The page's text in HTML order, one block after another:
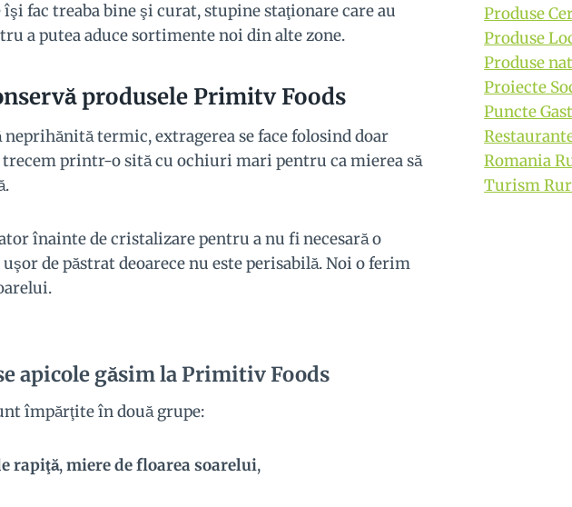
fac treaba bine şi curat, stupine staţionare care au
a putea aduce sortimente noi din alte zone.
produsele Primitv Foods
termic, extragerea se face folosind doar
printr-o sită cu ochiuri mari pentru ca mierea să
înainte de cristalizare pentru a nu fi necesară o
de păstrat deoarece nu este perisabilă. Noi o ferim
apicole găsim la Primitiv Foods
împărţite în două grupe:
rapiţă,miere de floarea soarelui,
Produse
Produse
Produse
Proiecte
Puncte
Romania
Turism